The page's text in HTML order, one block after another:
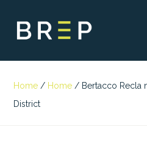
Home / Home / Bertacco Recla
District